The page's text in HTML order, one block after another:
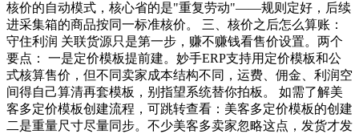
核价的自动模式，核心省的是"重复劳动"——规则定好，后续
进采集箱的商品按同一标准核价。 三、核价之后怎么算账：
守住利润 关联货源只是第一步，赚不赚钱看售价设置。两个
要点： 一是定价模板提前建。妙手ERP支持用定价模板和公
式核算售价，但不同卖家成本结构不同，运费、佣金、利润空
间得自己算清再套模板，别指望系统替你拍板。 如需了解美
客多定价模板创建流程，可跳转查看：美客多定价模板的创建
二是重量尺寸尽量同步。不少美客多卖家忽略这点，发货才发